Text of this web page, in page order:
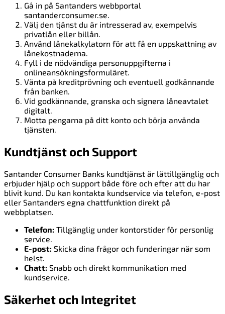
Gå in på Santanders webbportal
santanderconsumer.se.
Välj den tjänst du är intresserad av, exempelvis
privatlån eller billån.
Använd lånekalkylatorn för att få en uppskattning av
lånekostnaderna.
Fyll i de nödvändiga personuppgifterna i
onlineansökningsformuläret.
Vänta på kreditprövning och eventuell godkännande
från banken.
Vid godkännande, granska och signera låneavtalet
digitalt.
Motta pengarna på ditt konto och börja använda
tjänsten.
Kundtjänst och Support
Santander Consumer Banks kundtjänst är lättillgänglig och
erbjuder hjälp och support både före och efter att du har
blivit kund. Du kan kontakta kundservice via telefon, e-post
eller Santanders egna chattfunktion direkt på
webbplatsen.
Telefon: Tillgänglig under kontorstider för personlig
service.
E-post: Skicka dina frågor och funderingar när som
helst.
Chatt: Snabb och direkt kommunikation med
kundservice.
Säkerhet och Integritet